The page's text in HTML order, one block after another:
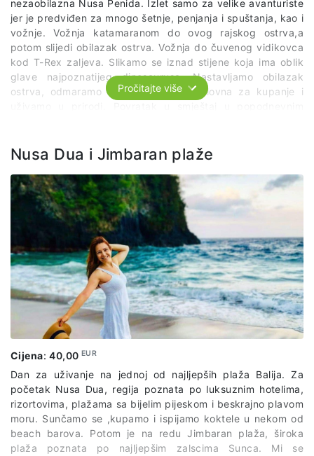
nezaobilazna Nusa Penida. Izlet samo za velike avanturiste
jer je predviđen za mnogo šetnje, penjanja i spuštanja, kao i
vožnje. Vožnja katamaranom do ovog rajskog ostrva,a
potom slijedi obilazak ostrva. Vožnja do čuvenog vidikovca
kod T-Rex zaljeva. Slikamo se iznad stijene koja ima oblik
glave najpoznatijeg dinosaurusa. Nastavljamo obilazak
ostrva, odmaramo na plaži koja je uslovna za kupanje i
*Cijena izleta obuhvata: povrtani transfer do luke, vožnja
brodom do ostrva, obilazak ostrva, lokalni vodič.
Pročitajte više
Nusa Dua i Jimbaran plaže
Cijena:40,00 EUR
Dan za uživanje na jednoj od najljepših plaža Balija. Za
početak Nusa Dua, regija poznata po luksuznim hotelima,
rizortovima, plažama sa bijelim pijeskom i beskrajno plavom
moru. Sunčamo se ,kupamo i ispijamo koktele u nekom od
beach barova. Potom je na redu Jimbaran plaža, široka
plaža poznata po najljepšim zalscima Sunca. Mi se